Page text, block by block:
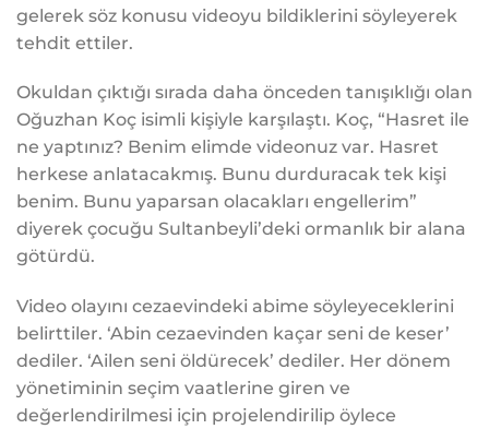
gelerek söz konusu videoyu bildiklerini söyleyerek
tehdit ettiler.
Okuldan çıktığı sırada daha önceden tanışıklığı olan
Oğuzhan Koç isimli kişiyle karşılaştı. Koç, “Hasret ile
ne yaptınız? Benim elimde videonuz var. Hasret
herkese anlatacakmış. Bunu durduracak tek kişi
benim. Bunu yaparsan olacakları engellerim”
diyerek çocuğu Sultanbeyli’deki ormanlık bir alana
götürdü.
Video olayını cezaevindeki abime söyleyeceklerini
belirttiler. ‘Abin cezaevinden kaçar seni de keser’
dediler. ‘Ailen seni öldürecek’ dediler. Her dönem
yönetiminin seçim vaatlerine giren ve
değerlendirilmesi için projelendirilip öylece